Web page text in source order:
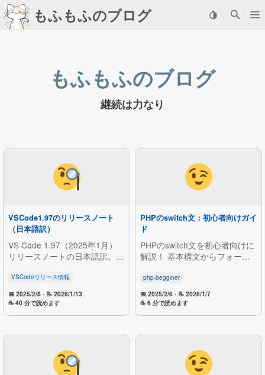
もふもふのブログ
もふもふのブログ
継続は力なり
VSCode1.97のリリースノート
（日本語訳）
VS Code 1.97（2025年1月）
リリースノートの日本語訳。
れ・時間的コンテキスト等）、
コマンドパレット移動、発行者
の信頼、複合ログ/出力フィル
タ、Git責任情報、アクセシビ
ッグの改善を紹介。
VSCodeリリース情報
📅 2025/2/8 · 📝 2026/1/13
☕ 40 分で読めます
PHPのswitch文：初心者向けガイ
ド
PHPのswitch文を初心者向けに
解説！ 基本構文からフォール
注意点まで詳しく紹介。if文と
の違いや、よりシンプルな条件
分岐の書き方を理解し、コード
の可読性を向上させましょう！
php-begginer
📅 2025/2/6 · 📝 2026/1/7
☕ 6 分で読めます